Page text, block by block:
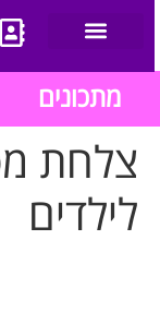
מתכונים
צלחת
לילדים